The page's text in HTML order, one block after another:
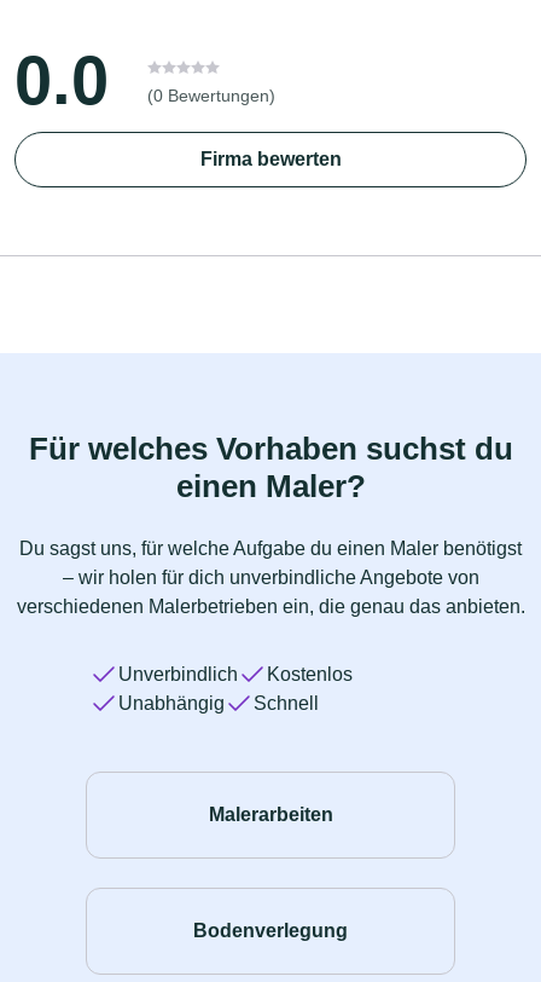
0.0 (0 Bewertungen)
Firma bewerten
Für welches Vorhaben suchst du
einen Maler?
Du sagst uns, für welche Aufgabe du einen Maler benötigst
– wir holen für dich unverbindliche Angebote von
verschiedenen Malerbetrieben ein, die genau das anbieten.
Unverbindlich
Kostenlos
Unabhängig
Schnell
Malerarbeiten
Bodenverlegung